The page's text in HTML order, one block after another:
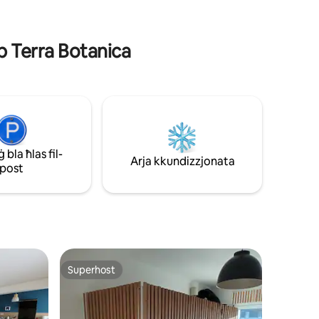
Terra Botanica
bla ħlas fil-
post
Arja kkundizzjonata
Superhost
Superhost